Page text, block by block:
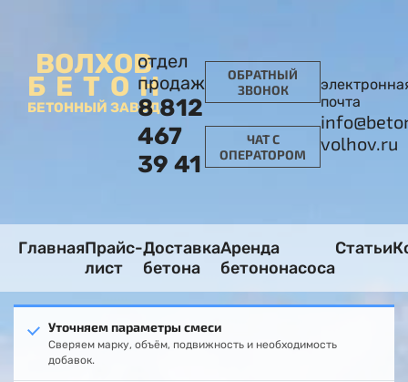
ВОЛХОВ
БЕТОН
БЕТОННЫЙ ЗАВОД
отдел
продаж
8 812
467
39 41
ОБРАТНЫЙ
ЗВОНОК
ЧАТ С
ОПЕРАТОРОМ
почта
volhov.ru
ГлавнаяПрайс-
лист
Доставка
бетона
Аренда
бетононасоса
Статьи
Уточняем параметры смеси
Сверяем марку, объём, подвижность и необходимость
добавок.